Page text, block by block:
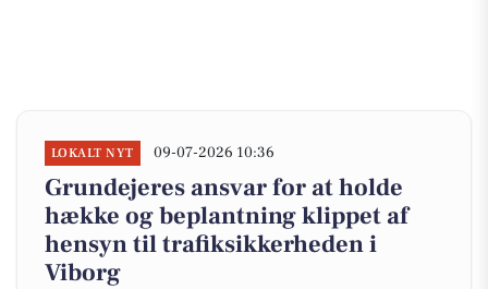
LOKALT NYT 09-07-2026 10:36
Grundejeres ansvar for at holde
hække og beplantning klippet af
hensyn til trafiksikkerheden i
Viborg